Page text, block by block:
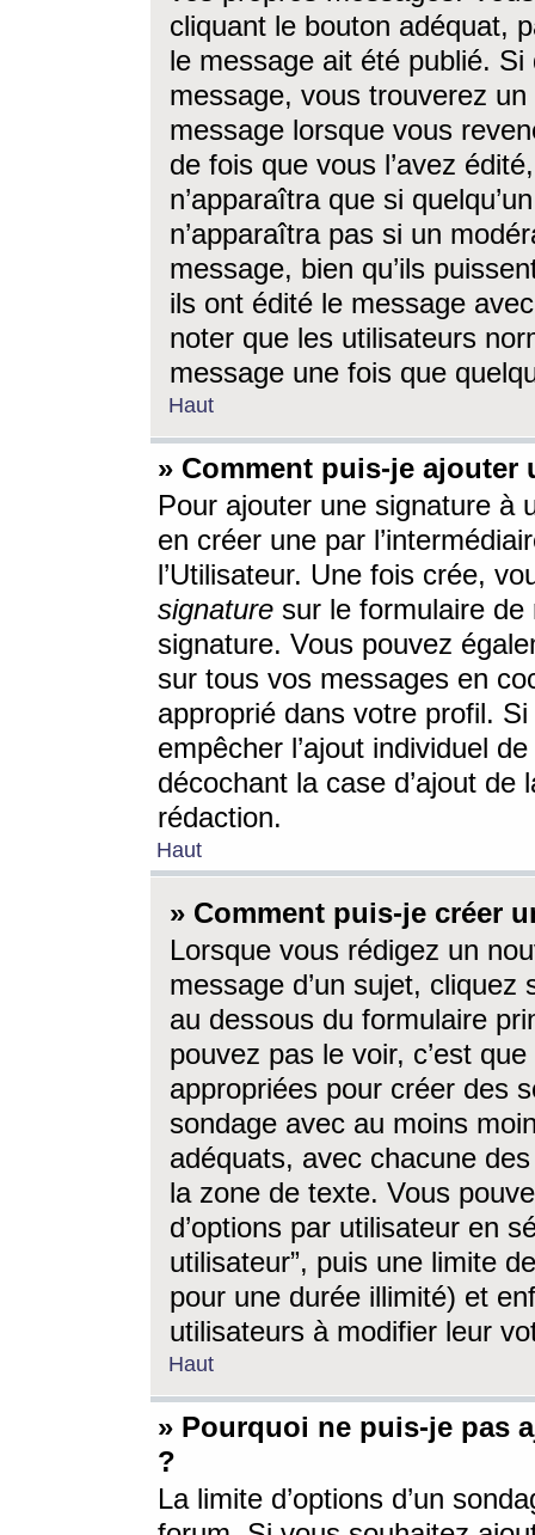
cliquant le bouton adéquat,
le message ait été publié. Si
message, vous trouverez
message lorsque vous
de fois que vous l’avez
n’apparaîtra que si
n’apparaîtra pas si un
message, bien qu’ils
ils ont édité le message
noter que les utilisateurs
message une fois que
Haut
» Comment puis-je ajouter
Pour ajouter une signature à
en créer une par
l’Utilisateur. Une fois crée,
signature sur le formulaire de
signature. Vous pouvez
sur tous vos messages en
approprié dans votre profil.
empêcher l’ajout individuel
décochant la case d’ajout
rédaction.
Haut
» Comment puis-je créer
Lorsque vous rédigez un
message d’un sujet, cliquez
au dessous du formulaire
pouvez pas le voir, c’est
appropriées pour créer des
sondage avec au moins
adéquats, avec chacune
la zone de texte. Vous
d’options par utilisateur en
utilisateur”, puis une limite
pour une durée illimité) et
utilisateurs à modifier leur
Haut
» Pourquoi ne puis-je pas
?
La limite d’options d’un